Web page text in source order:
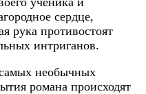
сердце,
рука противостоят
интриганов.
необычных
романа происходят